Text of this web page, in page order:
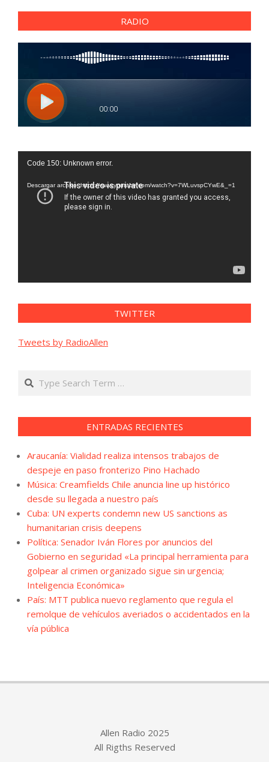
RADIO
Reproductor
vídeo
Code 150: Unknown error.
Descargar archivo: https://www.youtube.com/watch?v=7WLuvspCYwE&_=1
TWITTER
Tweets by RadioAllen
Search
ENTRADAS RECIENTES
Araucanía: Vialidad realiza intensos trabajos de
despeje en paso fronterizo Pino Hachado
Música: Creamfields Chile anuncia line up histórico
desde su llegada a nuestro país
Cuba: UN experts condemn new US sanctions as
humanitarian crisis deepens
Política: Senador Iván Flores por anuncios del
Gobierno en seguridad «La principal herramienta para
golpear al crimen organizado sigue sin urgencia;
Inteligencia Económica»
País: MTT publica nuevo reglamento que regula el
remolque de vehículos averiados o accidentados en la
vía pública
Allen Radio 2025
All Rigths Reserved